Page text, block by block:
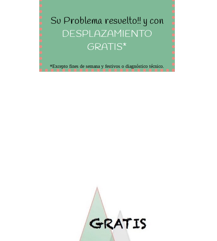
Su Problema resuelto!! y con
DESPLAZAMIENTO
GRATIS*
*Excepto fines de semana y festivos o diagnóstico técnico.